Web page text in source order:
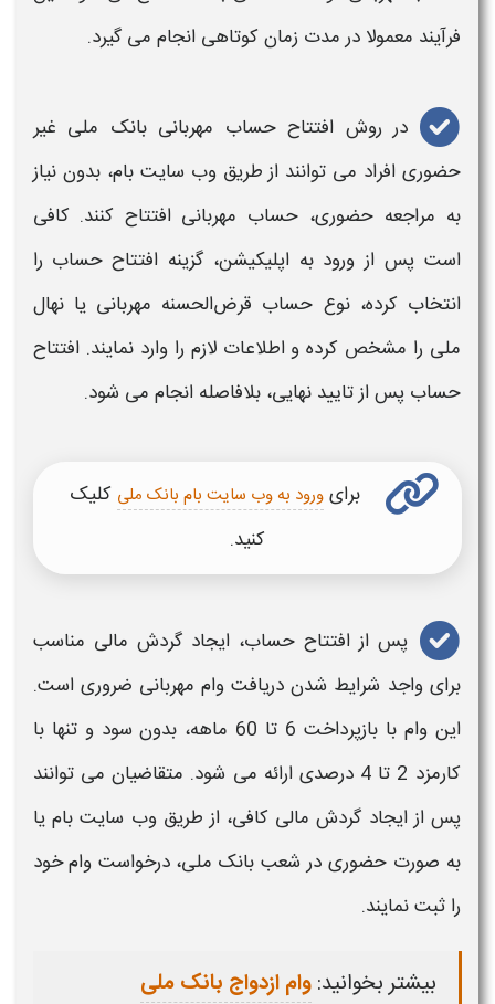
فرآیند معمولا در مدت زمان کوتاهی انجام می‌ گیرد.
در روش افتتاح حساب مهربانی بانک ملی غیر
حضوری افراد می‌ توانند از طریق وب سایت بام، بدون نیاز
به مراجعه حضوری، حساب مهربانی افتتاح کنند. کافی
است پس از ورود به اپلیکیشن، گزینه افتتاح حساب را
انتخاب کرده، نوع حساب قرض‌الحسنه مهربانی یا نهال
ملی را مشخص کرده و اطلاعات لازم را وارد نمایند. افتتاح
حساب پس از تایید نهایی، بلافاصله انجام می‌ شود.
برای ورود به وب سایت بام بانک ملی کلیک
کنید.
پس ازافتتاح حساب، ایجاد گردش مالی مناسب
برای واجد شرایط شدن دریافت وام مهربانی ضروری است.
این وام
با بازپرداخت 6 تا 60 ماهه، بدون سود و تنها با
کارمزد 2 تا 4 درصدی ارائه می‌ شود. متقاضیان می‌ توانند
پس از ایجاد گردش مالی کافی، از طریق وب سایت بام یا
به صورت حضوری در شعب بانک ملی، درخواست وامخود
را ثبت نمایند.
بیشتر بخوانید:وام ازدواج بانک ملی